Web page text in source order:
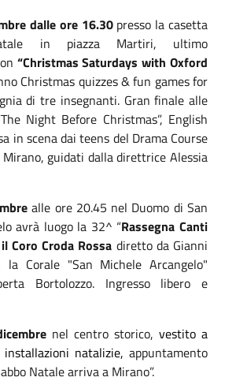
dalle ore 16.30presso la casetta
in piazza Martiri, ultimo
“Christmas Saturdays with Oxford
Christmas quizzes & fun games for
di tre insegnanti. Gran finale alle
Night Before Christmas”, English
in scena dai teens del Drama Course
Mirano, guidati dalla direttrice Alessia
alle ore 20.45 nel Duomo di San
avrà luogo la 32^ “Rassegna Canti
Coro Croda Rossa diretto da Gianni
Corale "San Michele Arcangelo"
Bortolozzo. Ingresso libero e
nel centro storico, vestito a
natalizie, appuntamento
Natale arriva a Mirano”.